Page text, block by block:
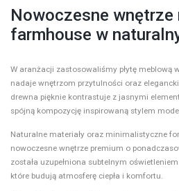
Nowoczesne wnętrze
farmhouse w
W aranżacji zastosowaliśmy płytę meblową
nadaje wnętrzom przytulności oraz
drewna pięknie kontrastuje z jasnymi
spójną kompozycję inspirowaną stylem
Naturalne materiały oraz minimalistyczne
nowoczesne wnętrze premium o
została uzupełniona subtelnym
które budują atmosferę ciepła i komfortu.